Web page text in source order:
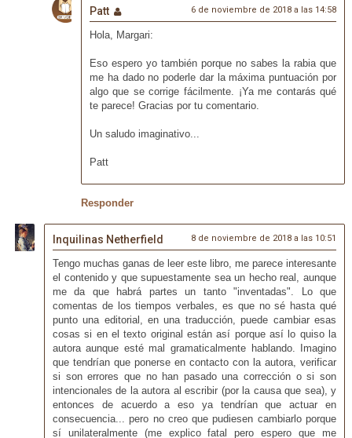
Patt 6 de noviembre de 2018 a las 14:58
Hola, Margari:
Eso espero yo también porque no sabes la rabia que
me ha dado no poderle dar la máxima puntuación por
algo que se corrige fácilmente. ¡Ya me contarás qué
te parece! Gracias por tu comentario.
Un saludo imaginativo...
Patt
Responder
Inquilinas Netherfield 8 de noviembre de 2018 a las 10:51
Tengo muchas ganas de leer este libro, me parece interesante
el contenido y que supuestamente sea un hecho real, aunque
me da que habrá partes un tanto "inventadas". Lo que
comentas de los tiempos verbales, es que no sé hasta qué
punto una editorial, en una traducción, puede cambiar esas
cosas si en el texto original están así porque así lo quiso la
autora aunque esté mal gramaticalmente hablando. Imagino
que tendrían que ponerse en contacto con la autora, verificar
si son errores que no han pasado una corrección o si son
intencionales de la autora al escribir (por la causa que sea), y
entonces de acuerdo a eso ya tendrían que actuar en
consecuencia... pero no creo que pudiesen cambiarlo porque
sí unilateralmente (me explico fatal pero espero que me